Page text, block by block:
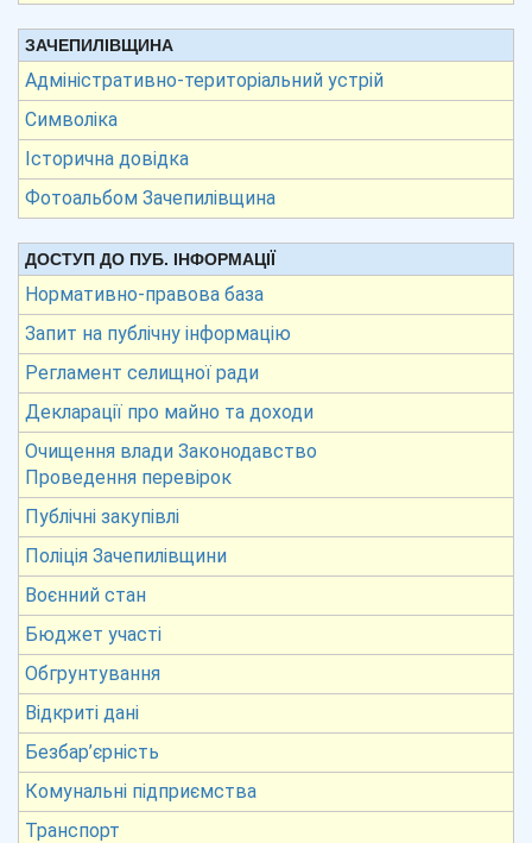
ЗАЧЕПИЛІВЩИНА
Адміністративно-територіальний устрій
Символіка
Історична довідка
Фотоальбом Зачепилівщина
ДОСТУП ДО ПУБ. ІНФОРМАЦІЇ
Нормативно-правова база
Запит на публічну інформацію
Регламент селищної ради
Декларації про майно та доходи
Очищення влади Законодавство
Проведення перевірок
Публічні закупівлі
Поліція Зачепилівщини
Воєнний стан
Бюджет участі
Обгрунтування
Відкриті дані
Безбар’єрність
Комунальні підприємства
Транспорт